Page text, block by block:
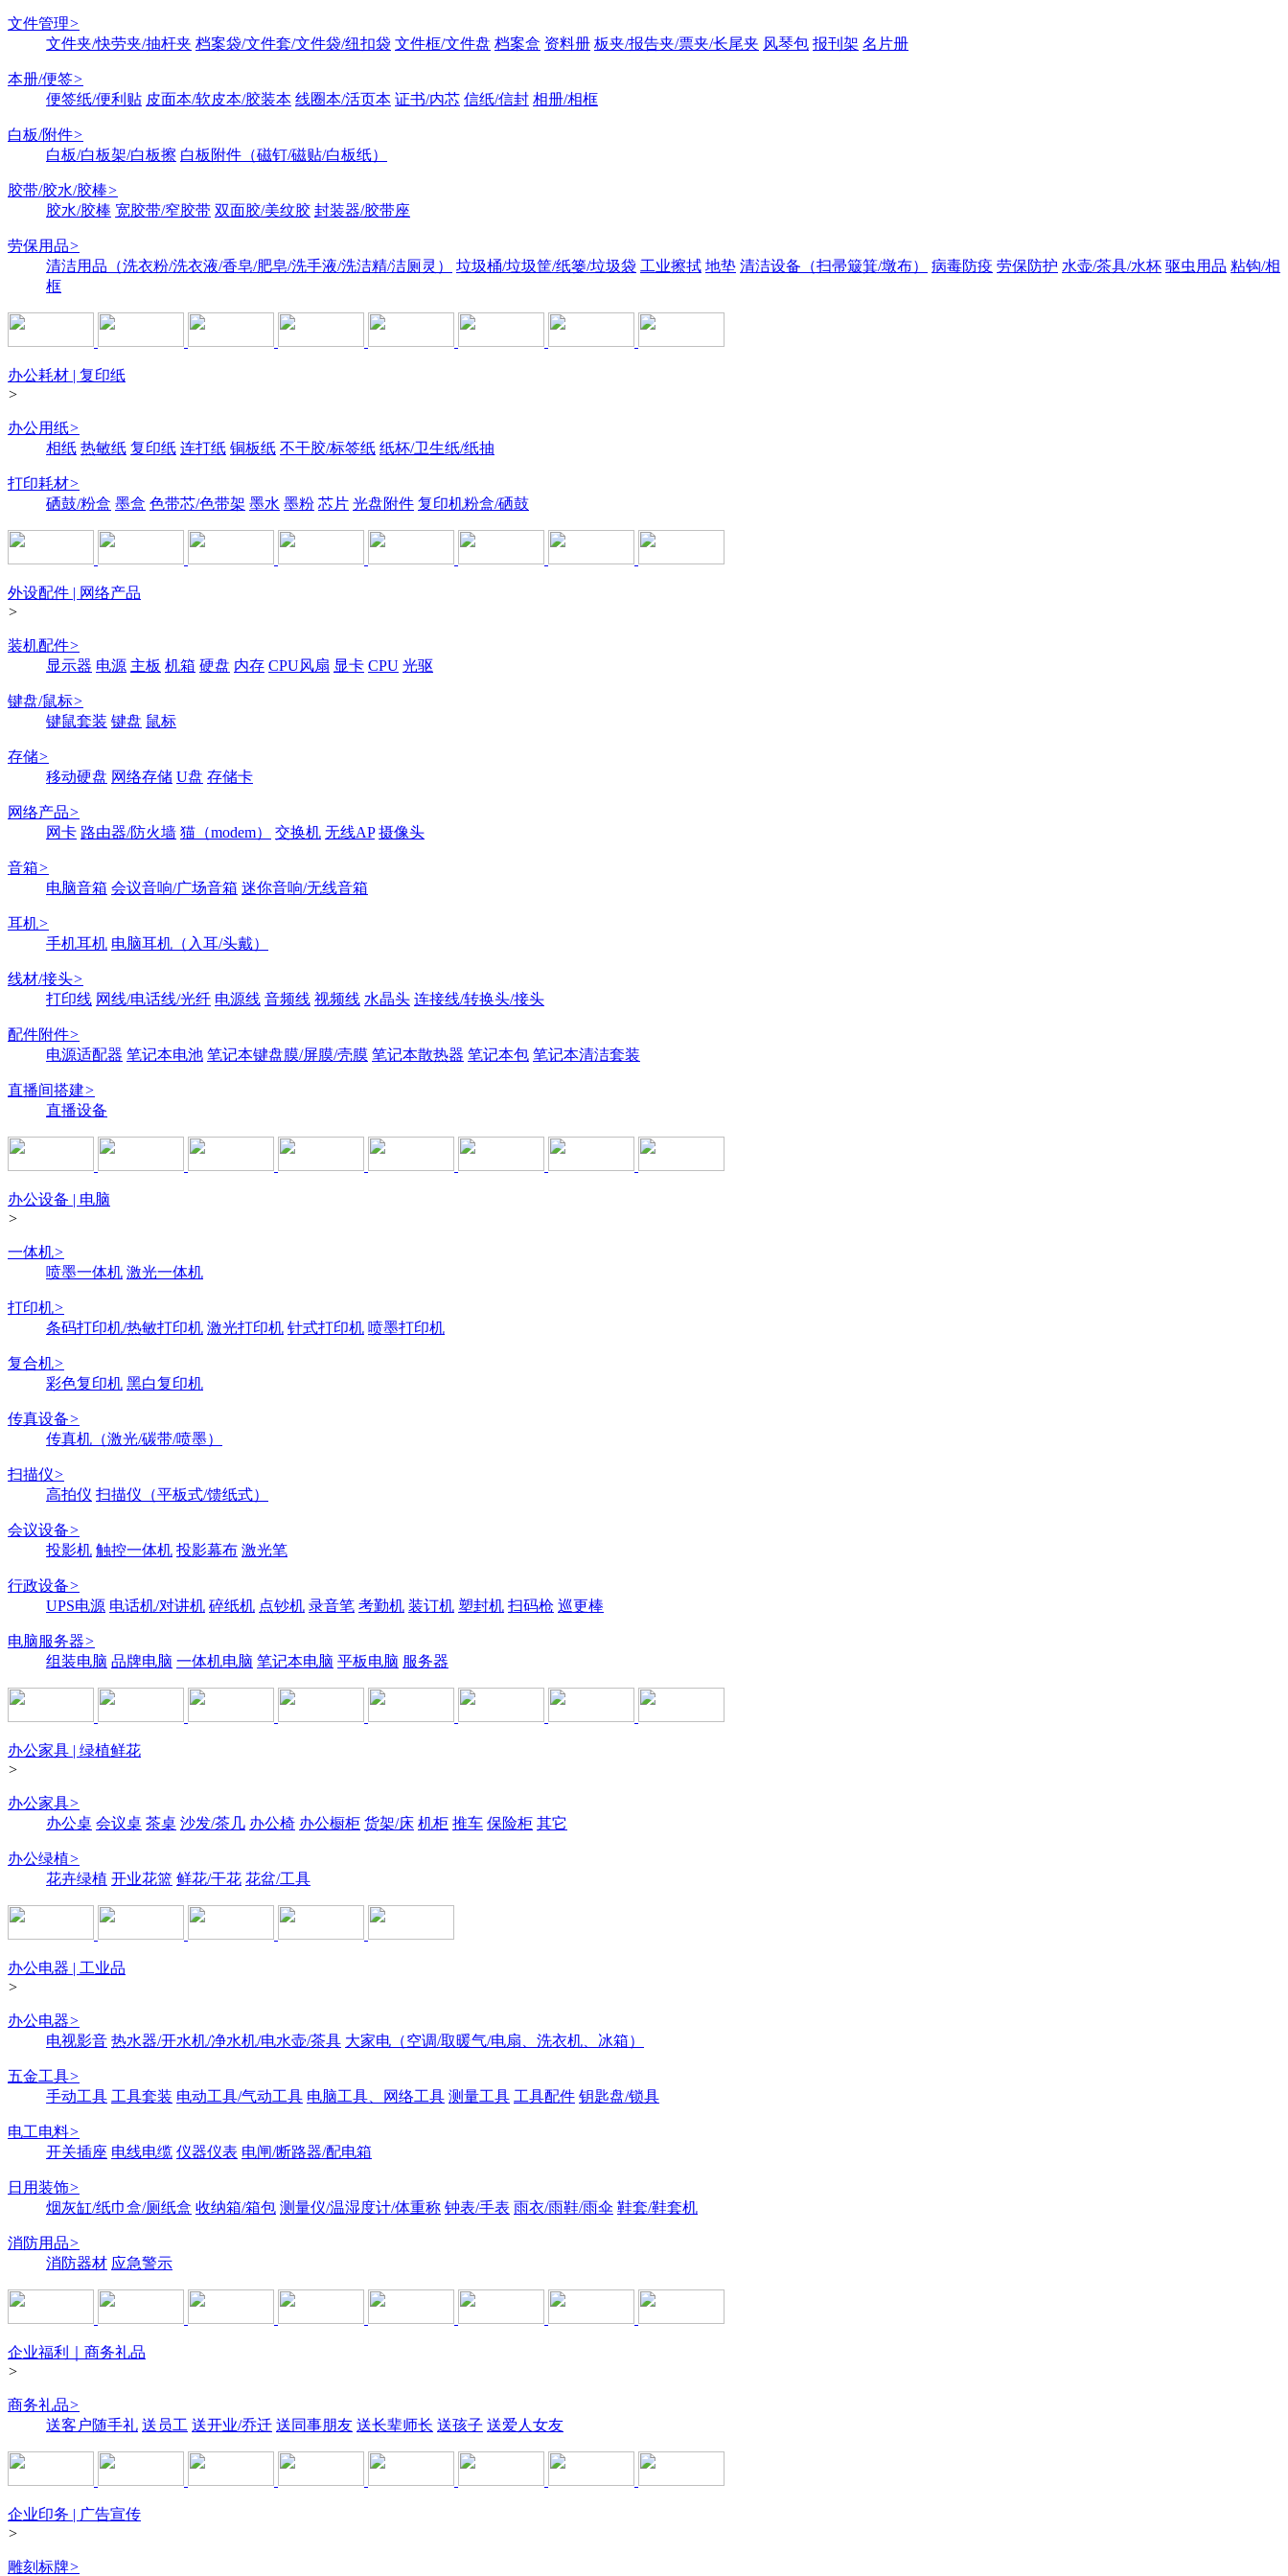
文件管理>
文件夹/快劳夹/抽杆夹 档案袋/文件套/文件袋/纽扣袋 文件框/文件盘 档案盒 资料册 板夹/报告夹/票夹/长尾夹 风琴包 报刊架 名片册
本册/便签>
便签纸/便利贴 皮面本/软皮本/胶装本 线圈本/活页本 证书/内芯 信纸/信封 相册/相框
白板/附件>
白板/白板架/白板擦 白板附件（磁钉/磁贴/白板纸）
胶带/胶水/胶棒>
胶水/胶棒 宽胶带/窄胶带 双面胶/美纹胶 封装器/胶带座
劳保用品>
清洁用品（洗衣粉/洗衣液/香皂/肥皂/洗手液/洗洁精/洁厕灵）
垃圾桶/垃圾筐/纸篓/垃圾袋 工业擦拭 地垫 清洁设备（扫帚簸箕/墩布） 病毒防疫 劳保防护 水壶/茶具/水杯 驱虫用品 粘钩/相
框
办公耗材 | 复印纸
>
办公用纸>
相纸 热敏纸 复印纸 连打纸 铜板纸 不干胶/标签纸 纸杯/卫生纸/纸抽
打印耗材>
硒鼓/粉盒 墨盒 色带芯/色带架 墨水 墨粉 芯片 光盘附件 复印机粉盒/硒鼓
外设配件 | 网络产品
>
装机配件>
显示器 电源 主板 机箱 硬盘 内存 CPU风扇 显卡 CPU 光驱
键盘/鼠标>
键鼠套装 键盘 鼠标
存储>
移动硬盘 网络存储 U盘 存储卡
网络产品>
网卡 路由器/防火墙 猫（modem） 交换机 无线AP 摄像头
音箱>
电脑音箱 会议音响/广场音箱 迷你音响/无线音箱
耳机>
手机耳机 电脑耳机（入耳/头戴）
线材/接头>
打印线 网线/电话线/光纤 电源线 音频线 视频线 水晶头 连接线/转换头/接头
配件附件>
电源适配器 笔记本电池 笔记本键盘膜/屏膜/壳膜 笔记本散热器 笔记本包 笔记本清洁套装
直播间搭建>
直播设备
办公设备 | 电脑
>
一体机>
喷墨一体机 激光一体机
打印机>
条码打印机/热敏打印机 激光打印机 针式打印机 喷墨打印机
复合机>
彩色复印机 黑白复印机
传真设备>
传真机（激光/碳带/喷墨）
扫描仪>
高拍仪 扫描仪（平板式/馈纸式）
会议设备>
投影机 触控一体机 投影幕布 激光笔
行政设备>
UPS电源 电话机/对讲机 碎纸机 点钞机 录音笔 考勤机 装订机 塑封机 扫码枪 巡更棒
电脑服务器>
组装电脑 品牌电脑 一体机电脑 笔记本电脑 平板电脑 服务器
办公家具 | 绿植鲜花
>
办公家具>
办公桌 会议桌 茶桌 沙发/茶几 办公椅 办公橱柜 货架/床 机柜 推车 保险柜 其它
办公绿植>
花卉绿植 开业花篮 鲜花/干花 花盆/工具
办公电器 | 工业品
>
办公电器>
电视影音 热水器/开水机/净水机/电水壶/茶具 大家电（空调/取暖气/电扇、洗衣机、冰箱）
五金工具>
手动工具 工具套装 电动工具/气动工具 电脑工具、网络工具 测量工具 工具配件 钥匙盘/锁具
电工电料>
开关插座 电线电缆 仪器仪表 电闸/断路器/配电箱
日用装饰>
烟灰缸/纸巾盒/厕纸盒 收纳箱/箱包 测量仪/温湿度计/体重称 钟表/手表 雨衣/雨鞋/雨伞 鞋套/鞋套机
消防用品>
消防器材 应急警示
企业福利｜商务礼品
>
商务礼品>
送客户随手礼 送员工 送开业/乔迁 送同事朋友 送长辈师长 送孩子 送爱人女友
企业印务 | 广告宣传
>
雕刻标牌>